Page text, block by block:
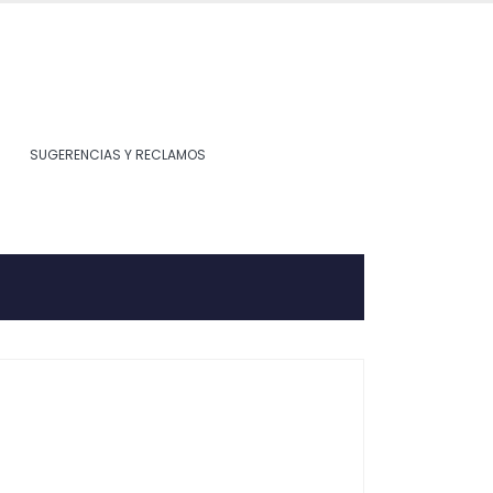
SUGERENCIAS Y RECLAMOS